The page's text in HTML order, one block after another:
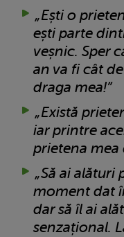
„Ești o
ești parte
veșnic. Sper
an va fi cât
draga mea!”
„Există
iar printre
prietena mea
„Să ai alături
moment dat
dar să îl ai
senzațional.